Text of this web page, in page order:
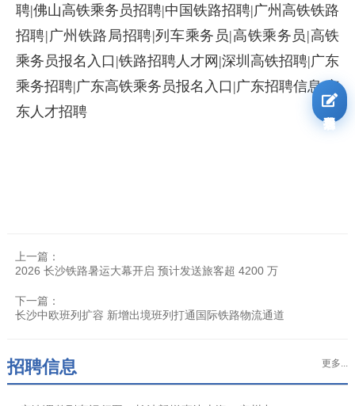
聘|佛山高铁乘务员招聘|中国铁路招聘|广州高铁铁路
招聘|广州铁路局招聘|列车乘务员|高铁乘务员|高铁
乘务员报名入口|铁路招聘人才网|深圳高铁招聘|广东
乘务招聘|广东高铁乘务员报名入口|广东招聘信息|广
东人才招聘
上一篇：
2026 长沙铁路暑运大幕开启 预计发送旅客超 4200 万
下一篇：
长沙中欧班列扩容 新增出境班列打通国际铁路物流通道
更多...
招聘信息
我要报名